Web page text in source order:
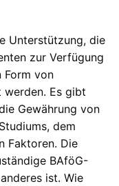
Unterstützung, die
zur Verfügung
Form von
werden. Es gibt
Gewährung von
dem
Faktoren. Die
BAföG-
ist. Wie